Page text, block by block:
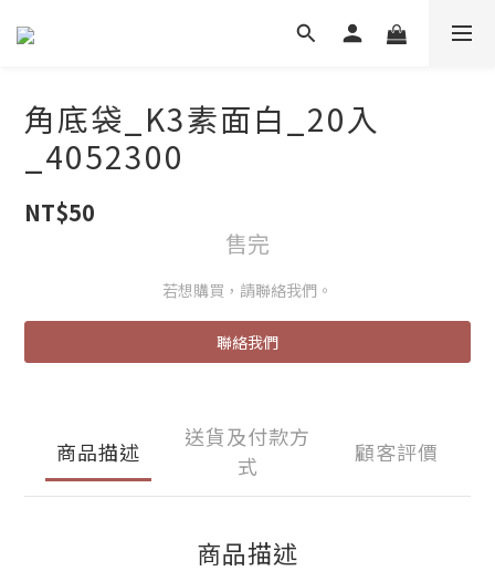
角底袋_K3素面白_20入
_4052300
NT$50
售完
若想購買，請聯絡我們。
聯絡我們
商品描述
送貨及付款方
式
顧客評價
商品描述